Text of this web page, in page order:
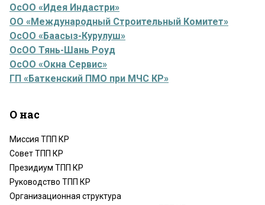
ОсОО «Идея Индастри»
ОО «Международный Строительный Комитет»
ОсОО «Баасыз-Курулуш»
ОсОО Тянь-Шань Роуд
ОсОО «Окна Сервис»
ГП «Баткенский ПМО при МЧС КР»
О нас
Миссия ТПП КР
Совет ТПП КР
Президиум ТПП КР
Руководство ТПП КР
Организационная структура